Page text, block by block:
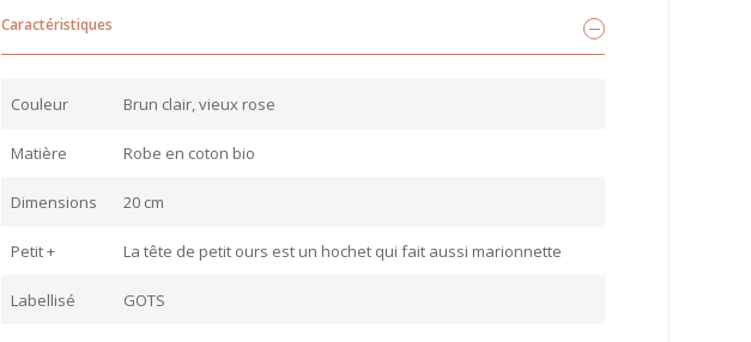
Caractéristiques
Couleur Brun clair, vieux rose
Matière Robe en coton bio
Dimensions 20 cm
Petit + La tête de petit ours est un hochet qui fait aussi marionnette
Labellisé GOTS